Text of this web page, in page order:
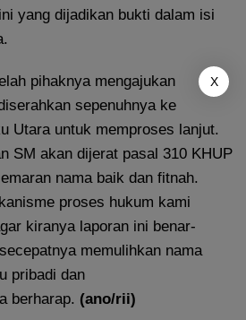
yang dijadikan bukti dalam isi
pihaknya mengajukan
sepenuhnya ke
Utara untuk memproses lanjut.
SM akan dijerat pasal 310 KHUP
nama baik dan fitnah.
proses hukum kami
kiranya laporan ini benar-
memulihkan nama
pribadi dan
berharap. (ano/rii)
X